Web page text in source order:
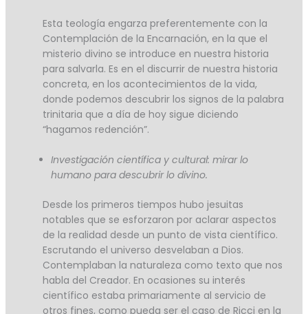
Esta teología engarza preferentemente con la
Contemplación de la Encarnación, en la que el
misterio divino se introduce en nuestra historia
para salvarla. Es en el discurrir de nuestra historia
concreta, en los acontecimientos de la vida,
donde podemos descubrir los signos de la palabra
trinitaria que a día de hoy sigue diciendo
“hagamos redención”.
Investigación científica y cultural: mirar lo
humano para descubrir lo divino.
Desde los primeros tiempos hubo jesuitas
notables que se esforzaron por aclarar aspectos
de la realidad desde un punto de vista científico.
Escrutando el universo desvelaban a Dios.
Contemplaban la naturaleza como texto que nos
habla del Creador. En ocasiones su interés
científico estaba primariamente al servicio de
otros fines, como pueda ser el caso de Ricci en la